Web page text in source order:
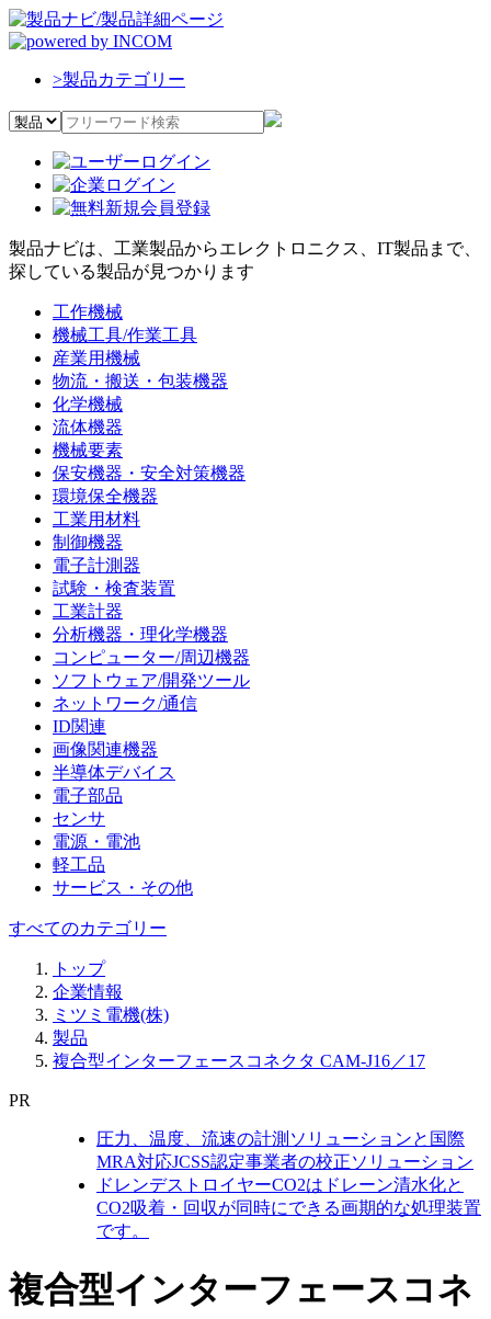
>製品カテゴリー
製品ナビは、工業製品からエレクトロニクス、IT製品まで、
探している製品が見つかります
工作機械
機械工具/作業工具
産業用機械
物流・搬送・包装機器
化学機械
流体機器
機械要素
保安機器・安全対策機器
環境保全機器
工業用材料
制御機器
電子計測器
試験・検査装置
工業計器
分析機器・理化学機器
コンピューター/周辺機器
ソフトウェア/開発ツール
ネットワーク/通信
ID関連
画像関連機器
半導体デバイス
電子部品
センサ
電源・電池
軽工品
サービス・その他
すべてのカテゴリー
トップ
企業情報
ミツミ電機(株)
製品
複合型インターフェースコネクタ CAM-J16／17
PR
圧力、温度、流速の計測ソリューションと国際
MRA対応JCSS認定事業者の校正ソリューション
ドレンデストロイヤーCO2はドレーン清水化と
CO2吸着・回収が同時にできる画期的な処理装置
です。
複合型インターフェースコネ